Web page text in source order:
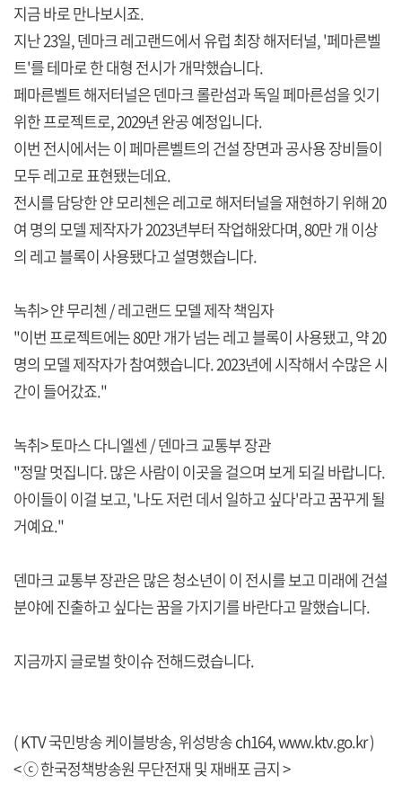
지금 바로 만나보시죠.
지난 23일, 덴마크 레고랜드에서 유럽 최장 해저터널, '페마른벨
트'를 테마로 한 대형 전시가 개막했습니다.
페마른벨트 해저터널은 덴마크 롤란섬과 독일 페마른섬을 잇기
위한 프로젝트로, 2029년 완공 예정입니다.
이번 전시에서는 이 페마른벨트의 건설 장면과 공사용 장비들이
모두 레고로 표현됐는데요.
전시를 담당한 얀 모리첸은 레고로 해저터널을 재현하기 위해 20
여 명의 모델 제작자가 2023년부터 작업해왔다며, 80만 개 이상
의 레고 블록이 사용됐다고 설명했습니다.
녹취> 얀 무리첸 / 레고랜드 모델 제작 책임자
"이번 프로젝트에는 80만 개가 넘는 레고 블록이 사용됐고, 약 20
명의 모델 제작자가 참여했습니다. 2023년에 시작해서 수많은 시
간이 들어갔죠."
녹취> 토마스 다니엘센 / 덴마크 교통부 장관
"정말 멋집니다. 많은 사람이 이곳을 걸으며 보게 되길 바랍니다.
아이들이 이걸 보고, '나도 저런 데서 일하고 싶다'라고 꿈꾸게 될
거예요."
덴마크 교통부 장관은 많은 청소년이 이 전시를 보고 미래에 건설
분야에 진출하고 싶다는 꿈을 가지기를 바란다고 말했습니다.
지금까지 글로벌 핫이슈 전해드렸습니다.
( KTV 국민방송 케이블방송, 위성방송 ch164,www.ktv.go.kr)
< ⓒ 한국정책방송원 무단전재 및 재배포 금지 >